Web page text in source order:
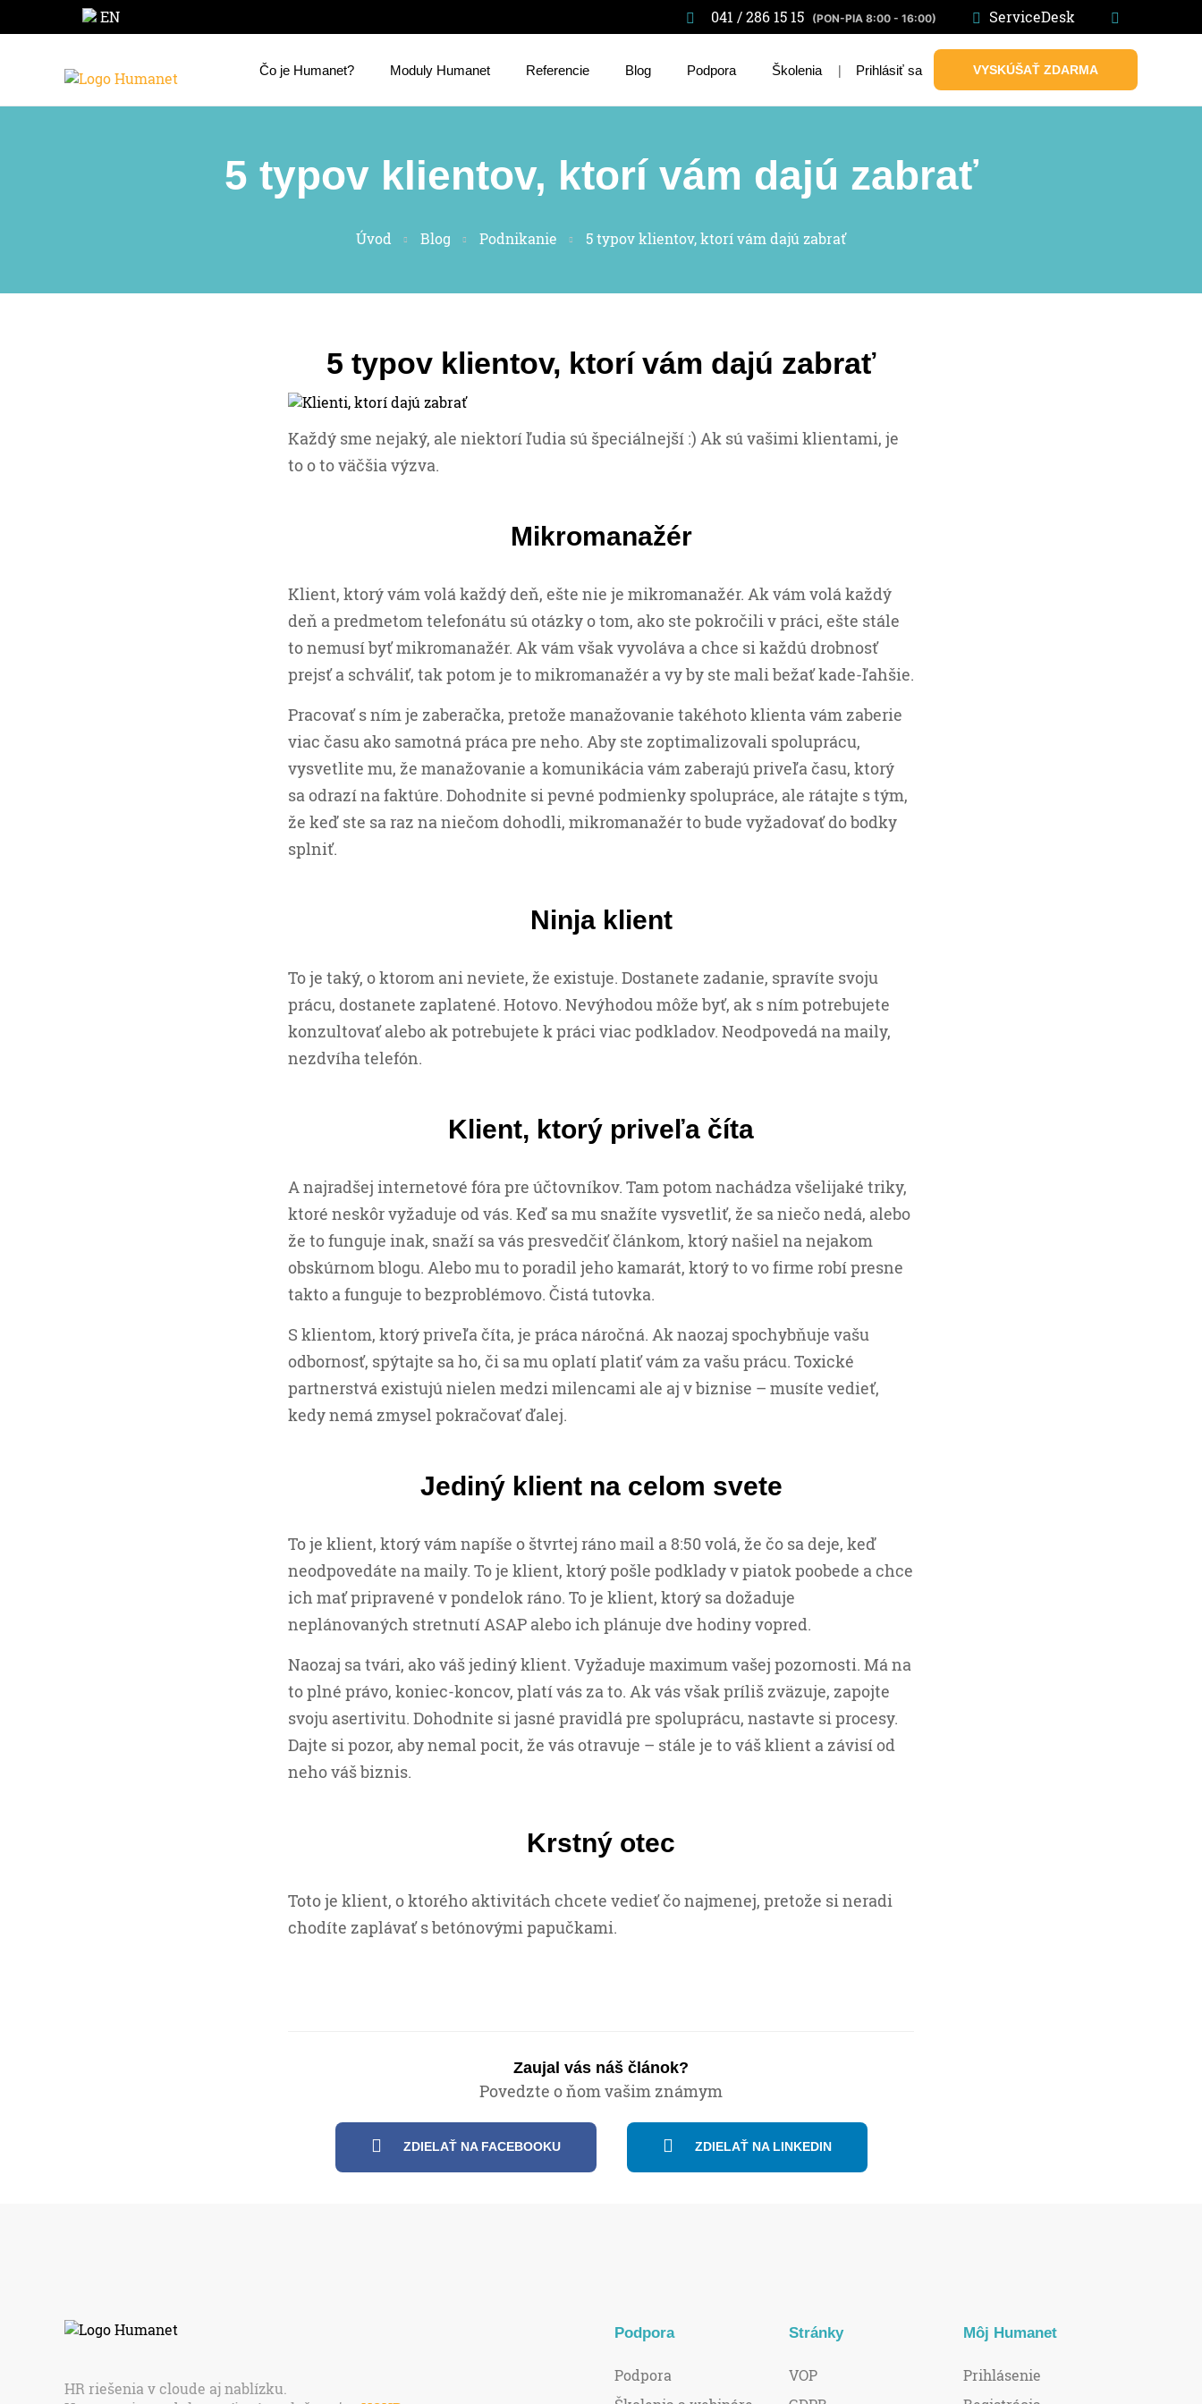
EN 041 / 286 15 15 (PON-PIA 8:00 - 16:00) ServiceDesk
Čo je Humanet? Moduly Humanet Referencie Blog Podpora Školenia | Prihlásiť sa VYSKÚŠAŤ ZDARMA
5 typov klientov, ktorí vám dajú zabrať
Úvod Blog Podnikanie 5 typov klientov, ktorí vám dajú zabrať
5 typov klientov, ktorí vám dajú zabrať
Každý sme nejaký, ale niektorí ľudia sú špeciálnejší :) Ak sú vašimi klientami, je
to o to väčšia výzva.
Mikromanažér
Klient, ktorý vám volá každý deň, ešte nie je mikromanažér. Ak vám volá každý
deň a predmetom telefonátu sú otázky o tom, ako ste pokročili v práci, ešte stále
to nemusí byť mikromanažér. Ak vám však vyvoláva a chce si každú drobnosť
prejsť a schváliť, tak potom je to mikromanažér a vy by ste mali bežať kade-ľahšie.
Pracovať s ním je zaberačka, pretože manažovanie takéhoto klienta vám zaberie
viac času ako samotná práca pre neho. Aby ste zoptimalizovali spoluprácu,
vysvetlite mu, že manažovanie a komunikácia vám zaberajú priveľa času, ktorý
sa odrazí na faktúre. Dohodnite si pevné podmienky spolupráce, ale rátajte s tým,
že keď ste sa raz na niečom dohodli, mikromanažér to bude vyžadovať do bodky
splniť.
Ninja klient
To je taký, o ktorom ani neviete, že existuje. Dostanete zadanie, spravíte svoju
prácu, dostanete zaplatené. Hotovo. Nevýhodou môže byť, ak s ním potrebujete
konzultovať alebo ak potrebujete k práci viac podkladov. Neodpovedá na maily,
nezdvíha telefón.
Klient, ktorý priveľa číta
A najradšej internetové fóra pre účtovníkov. Tam potom nachádza všelijaké triky,
ktoré neskôr vyžaduje od vás. Keď sa mu snažíte vysvetliť, že sa niečo nedá, alebo
že to funguje inak, snaží sa vás presvedčiť článkom, ktorý našiel na nejakom
obskúrnom blogu. Alebo mu to poradil jeho kamarát, ktorý to vo firme robí presne
takto a funguje to bezproblémovo. Čistá tutovka.
S klientom, ktorý priveľa číta, je práca náročná. Ak naozaj spochybňuje vašu
odbornosť, spýtajte sa ho, či sa mu oplatí platiť vám za vašu prácu. Toxické
partnerstvá existujú nielen medzi milencami ale aj v biznise – musíte vedieť,
kedy nemá zmysel pokračovať ďalej.
Jediný klient na celom svete
To je klient, ktorý vám napíše o štvrtej ráno mail a 8:50 volá, že čo sa deje, keď
neodpovedáte na maily. To je klient, ktorý pošle podklady v piatok poobede a chce
ich mať pripravené v pondelok ráno. To je klient, ktorý sa dožaduje
neplánovaných stretnutí ASAP alebo ich plánuje dve hodiny vopred.
Naozaj sa tvári, ako váš jediný klient. Vyžaduje maximum vašej pozornosti. Má na
to plné právo, koniec-koncov, platí vás za to. Ak vás však príliš zväzuje, zapojte
svoju asertivitu. Dohodnite si jasné pravidlá pre spoluprácu, nastavte si procesy.
Dajte si pozor, aby nemal pocit, že vás otravuje – stále je to váš klient a závisí od
neho váš biznis.
Krstný otec
Toto je klient, o ktorého aktivitách chcete vedieť čo najmenej, pretože si neradi
chodíte zaplávať s betónovými papučkami.
Zaujal vás náš článok?
Povedzte o ňom vašim známym
ZDIELAŤ NA FACEBOOKU ZDIELAŤ NA LINKEDIN
HR riešenia v cloude aj nablízku.
Podpora
Podpora
Stránky
VOP
Môj Humanet
Prihlásenie